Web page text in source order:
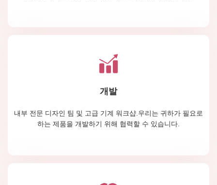
개발
내부 전문 디자인 팀 및 고급 기계 워크샵.우리는 귀하가 필요로
하는 제품을 개발하기 위해 협력할 수 있습니다.